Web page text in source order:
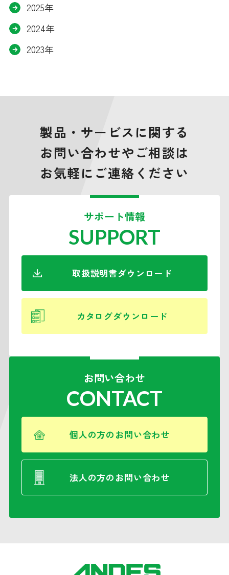
2025年
2024年
2023年
製品・サービスに関する
お問い合わせやご相談は
お気軽にご連絡ください
サポート情報
SUPPORT
取扱説明書ダウンロード
カタログダウンロード
お問い合わせ
CONTACT
個人の方のお問い合わせ
法人の方のお問い合わせ